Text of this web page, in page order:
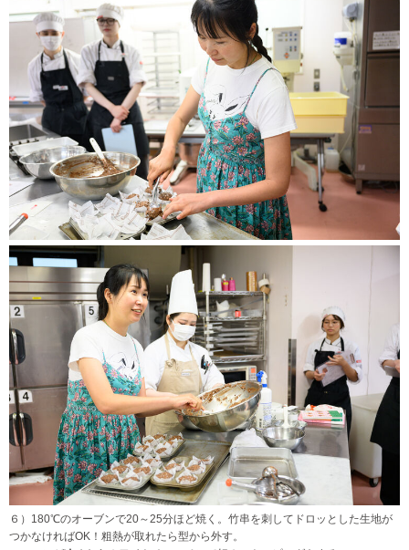
６）180℃のオーブンで20～25分ほど焼く。竹串を刺してドロッとした生地が
つかなければOK！粗熱が取れたら型から外す。